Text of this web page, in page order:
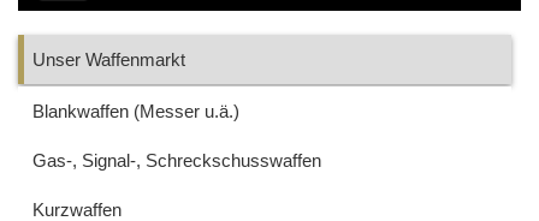
Unser Waffenmarkt
Blankwaffen (Messer u.ä.)
Gas-, Signal-, Schreckschusswaffen
Kurzwaffen